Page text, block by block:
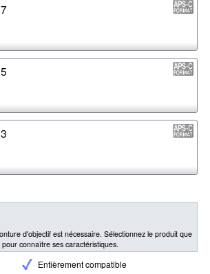
d'objectif est nécessaire. Sélectionnez le produit que
connaître ses caractéristiques.
Entièrement compatible